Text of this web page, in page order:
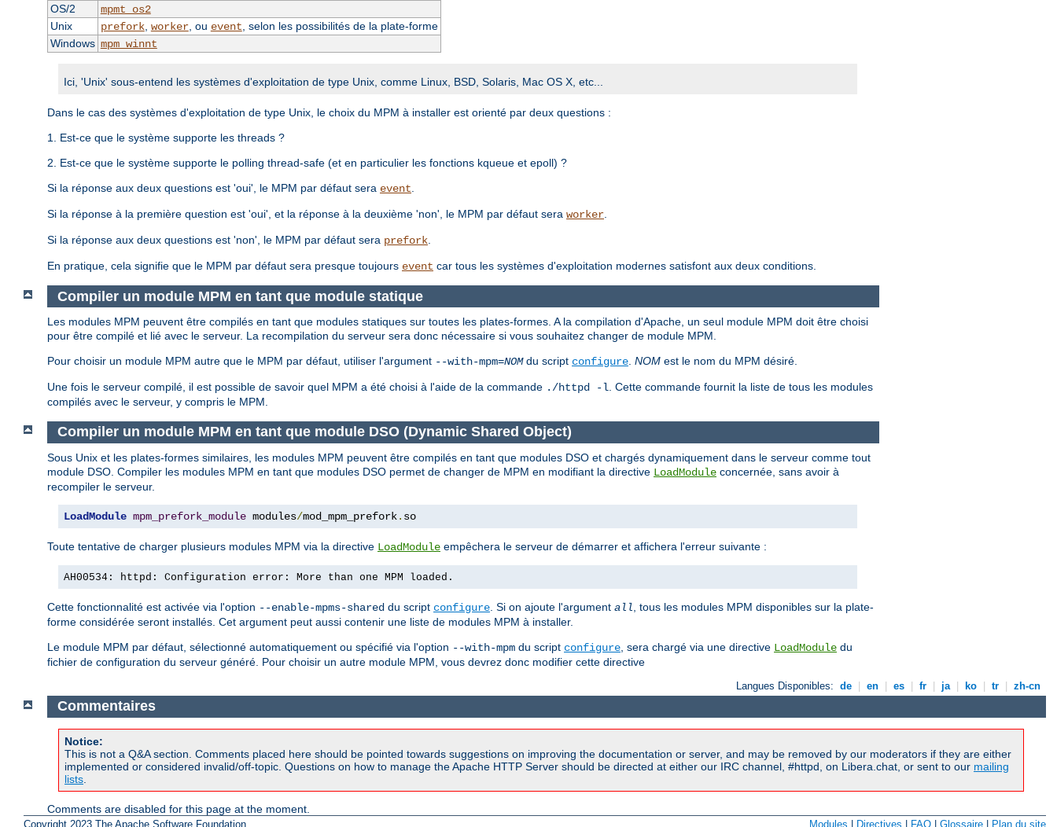
OS/2
mpmt_os2
Unix
prefork, worker, ou event , selon les possibilités de la plate-forme
Windows mpm_winnt
Ici, 'Unix' sous-entend les systèmes d'exploitation de type Unix, comme Linux, BSD, Solaris, Mac OS X, etc...
Dans le cas des systèmes d'exploitation de type Unix, le choix du MPM à installer est orienté par deux questions :
1. Est-ce que le système supporte les threads ?
2. Est-ce que le système supporte le polling thread-safe (et en particulier les fonctions kqueue et epoll) ?
Si la réponse aux deux questions est 'oui', le MPM par défaut sera event
Si la réponse à la première question est 'oui', et la réponse à la deuxième 'non', le MPM par défaut sera worker
Si la réponse aux deux questions est 'non', le MPM par défaut sera prefork
En pratique, cela signifie que le MPM par défaut sera presque toujours event car tous les systèmes d'exploitation modernes satisfont aux deux conditions.
Compiler un module MPM en tant que module statique
Les modules MPM peuvent être compilés en tant que modules statiques sur toutes les plates-formes. A la compilation d'Apache, un seul module MPM doit être choisi
pour être compilé et lié avec le serveur. La recompilation du serveur sera donc nécessaire si vous souhaitez changer de module MPM.
Pour choisir un module MPM autre que le MPM par défaut, utiliser l'argument --with-mpm=NOMdu script configure. NOM est le nom du MPM désiré.
Une fois le serveur compilé, il est possible de savoir quel MPM a été choisi à l'aide de la commande ./httpd -l. Cette commande fournit la liste de tous les modules
compilés avec le serveur, y compris le MPM.
Compiler un module MPM en tant que module DSO (Dynamic Shared Object)
Sous Unix et les plates-formes similaires, les modules MPM peuvent être compilés en tant que modules DSO et chargés dynamiquement dans le serveur comme tout
module DSO. Compiler les modules MPM en tant que modules DSO permet de changer de MPM en modifiant la directive LoadModule concernée, sans avoir à
recompiler le serveur.
LoadModule mpm_prefork_module modules/mod_mpm_prefork. so
Toute tentative de charger plusieurs modules MPM via la directive LoadModule empêchera le serveur de démarrer et affichera l'erreur suivante :
AH00534: httpd: Configuration error: More than one MPM loaded.
Cette fonctionnalité est activée via l'option --enable-mpms-shared du script configure . Si on ajoute l'argument all , tous les modules MPM disponibles sur la plate-
forme considérée seront installés. Cet argument peut aussi contenir une liste de modules MPM à installer.
Le module MPM par défaut, sélectionné automatiquement ou spécifié via l'option --with-mpm du script configure , sera chargé via une directive LoadModule du
fichier de configuration du serveur généré. Pour choisir un autre module MPM, vous devrez donc modifier cette directive
Langues Disponibles: de en es fr ja ko tr zh-cn
Commentaires
Notice:
This is not a Q&A section. Comments placed here should be pointed towards suggestions on improving the documentation or server, and may be removed by our moderators if they are either
implemented or considered invalid/off-topic. Questions on how to manage the Apache HTTP Server should be directed at either our IRC channel, #httpd, on Libera.chat, or sent to our mailing
lists
Comments are disabled for this page at the moment.
Copyright 2023 The Apache Software Foundation. Modules | Directives | FAQ | Glossaire | Plan du site